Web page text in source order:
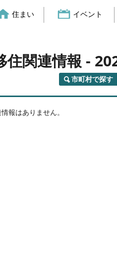
住まい イベント
住関連情報 -
市町村で探す
報はありません。